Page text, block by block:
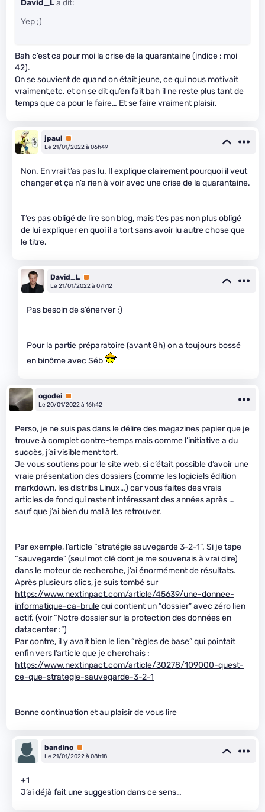
David_La dit:
Yep ;)
Bah c’est ca pour moi la crise de la quarantaine (indice : moi
42).
On se souvient de quand on était jeune, ce qui nous motivait
vraiment,etc. et on se dit qu’en fait bah il ne reste plus tant de
temps que ca pour le faire… Et se faire vraiment plaisir.
jpaul Premium
Le 21/01/2022 à 06h49
Non. En vrai t’as pas lu. Il explique clairement pourquoi il veut
changer et ça n’a rien à voir avec une crise de la quarantaine.
T’es pas obligé de lire son blog, mais t’es pas non plus obligé
de lui expliquer en quoi il a tort sans avoir lu autre chose que
le titre.
David_L Premium
Le 21/01/2022 à 07h12
Pas besoin de s’énerver ;)
Pour la partie préparatoire (avant 8h) on a toujours bossé
en binôme avec Séb
ogodei Premium
Le 20/01/2022 à 16h42
Perso, je ne suis pas dans le délire des magazines papier que je
trouve à complet contre-temps mais comme l’initiative a du
succès, j’ai visiblement tort.
Je vous soutiens pour le site web, si c’était possible d’avoir une
vraie présentation des dossiers (comme les logiciels édition
markdown, les distribs Linux…) car vous faites des vrais
articles de fond qui restent intéressant des années après …
sauf que j’ai bien du mal à les retrouver.
Par exemple, l’article “stratégie sauvegarde 3-2-1”. Si je tape
“sauvegarde” (seul mot clé dont je me souvenais à vrai dire)
dans le moteur de recherche, j’ai énormément de résultats.
Après plusieurs clics, je suis tombé sur
https://www.nextinpact.com/article/45639/une-donnee-
informatique-ca-brulequi contient un “dossier” avec zéro lien
actif. (voir “Notre dossier sur la protection des données en
datacenter :”)
Par contre, il y avait bien le lien “règles de base” qui pointait
enfin vers l’article que je cherchais :
https://www.nextinpact.com/article/30278/109000-quest-
ce-que-strategie-sauvegarde-3-2-1
Bonne continuation et au plaisir de vous lire
bandino Premium
Le 21/01/2022 à 08h18
+1
J’ai déjà fait une suggestion dans ce sens…